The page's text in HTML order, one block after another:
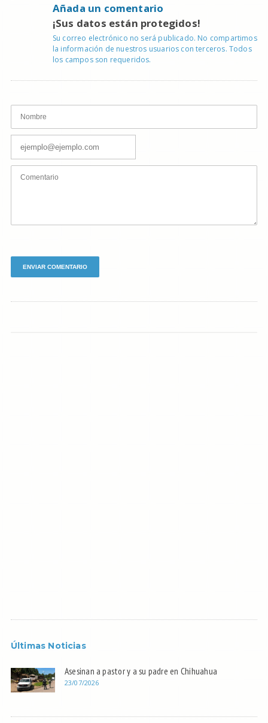
Añada un comentario
¡Sus datos están protegidos!
Su correo electrónico no será publicado. No compartimos
la información de nuestros usuarios con terceros. Todos
los campos son requeridos.
Últimas Noticias
Asesinan a pastor y a su padre en Chihuahua
23/07/2026